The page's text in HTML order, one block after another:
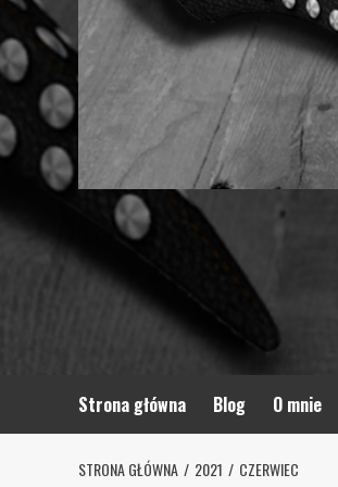
Strona główna Blog O mnie
STRONA GŁÓWNA 2021 CZERWIEC